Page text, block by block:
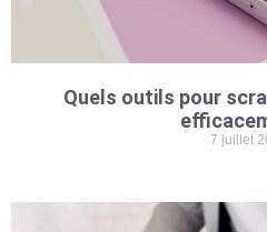
Quels outils pour
7 juillet